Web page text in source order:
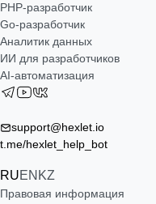
РНР-разработчик
Go-разработчик
Аналитик данных
ИИ для разработчиков
AI-автоматизация
support@hexlet.io
t.me/hexlet_help_bot
RUEN KZ
Правовая информация